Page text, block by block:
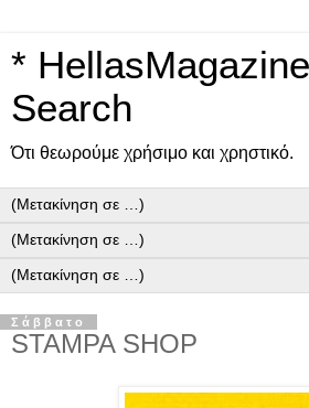
*
Search
Ότι θεωρούμε χρήσιμο και χρηστικό.
Σάββατο
STAMPA SHOP